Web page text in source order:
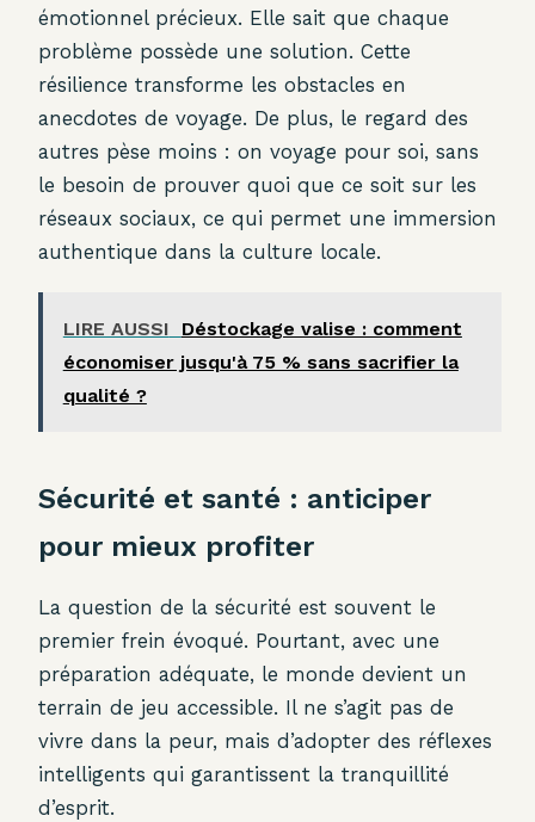
émotionnel précieux. Elle sait que chaque
problème possède une solution. Cette
résilience transforme les obstacles en
anecdotes de voyage. De plus, le regard des
autres pèse moins : on voyage pour soi, sans
le besoin de prouver quoi que ce soit sur les
réseaux sociaux, ce qui permet une immersion
authentique dans la culture locale.
LIRE AUSSI
Déstockage valise : comment
économiser jusqu'à 75 % sans sacrifier la
qualité ?
Sécurité et santé : anticiper
pour mieux profiter
La question de la sécurité est souvent le
premier frein évoqué. Pourtant, avec une
préparation adéquate, le monde devient un
terrain de jeu accessible. Il ne s’agit pas de
vivre dans la peur, mais d’adopter des réflexes
intelligents qui garantissent la tranquillité
d’esprit.